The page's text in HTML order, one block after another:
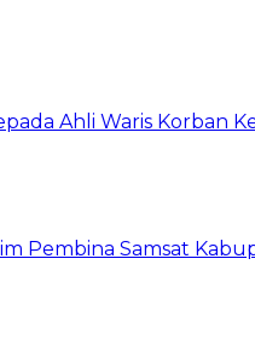
Ahli Waris Korban
Pembina Samsat